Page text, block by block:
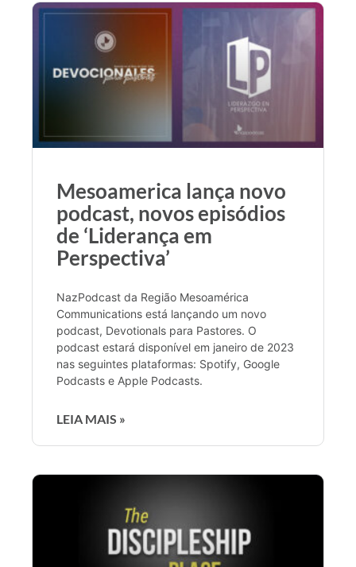
Mesoamerica lança novo
podcast, novos episódios
de ‘Liderança em
Perspectiva’
NazPodcast da Região Mesoamérica
Communications está lançando um novo
podcast, Devotionals para Pastores. O
podcast estará disponível em janeiro de 2023
nas seguintes plataformas: Spotify, Google
Podcasts e Apple Podcasts.
LEIA MAIS »